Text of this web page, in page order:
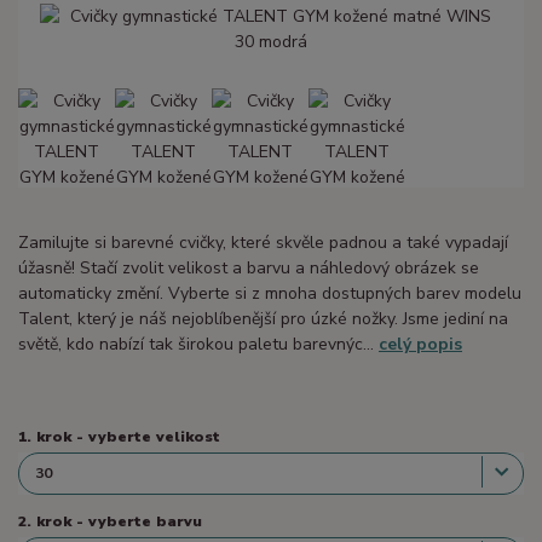
Zamilujte si barevné cvičky, které skvěle padnou a také vypadají
úžasně! Stačí zvolit velikost a barvu a náhledový obrázek se
automaticky změní. Vyberte si z mnoha dostupných barev modelu
Talent, který je náš nejoblíbenější pro úzké nožky. Jsme jediní na
světě, kdo nabízí tak širokou paletu barevnýc... celý popis
1. krok - vyberte velikost
2. krok - vyberte barvu